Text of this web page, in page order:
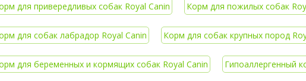
для привередливых собак Royal Canin Корм для пожилых собак
для собак лабрадор Royal Canin Корм для собак крупных пород
для беременных и кормящих собак Royal Canin Гипоаллергенный